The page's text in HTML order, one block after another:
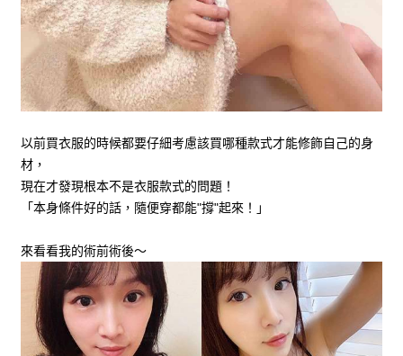
以前買衣服的時候都要仔細考慮該買哪種款式才能修飾自己的身
材，
現在才發現根本不是衣服款式的問題！
「本身條件好的話，隨便穿都能"撐"起來！」
來看看我的術前術後～